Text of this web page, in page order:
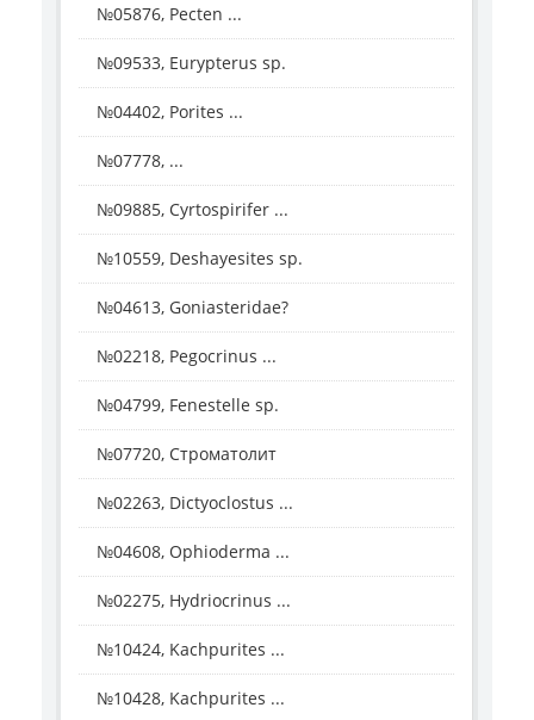
№05876, Pecten ...
№09533, Eurypterus sp.
№04402, Porites ...
№07778, ...
№09885, Cyrtospirifer ...
№10559, Deshayesites sp.
№04613, Goniasteridae?
№02218, Pegocrinus ...
№04799, Fenestelle sp.
№07720, Строматолит
№02263, Dictyoclostus ...
№04608, Ophioderma ...
№02275, Hydriocrinus ...
№10424, Kachpurites ...
№10428, Kachpurites ...